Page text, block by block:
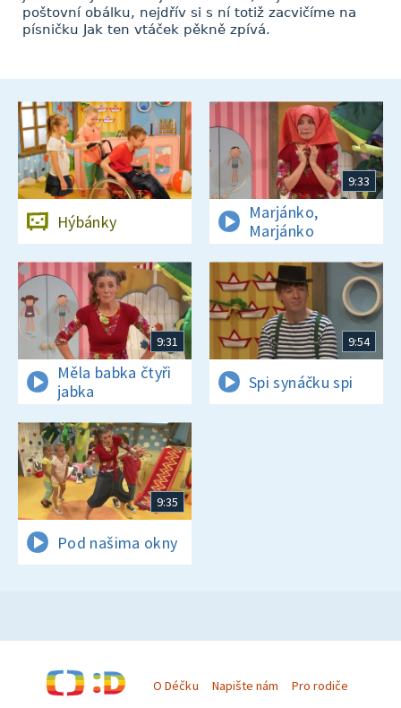
poštovní obálku, nejdřív si s ní totiž zacvičíme na
písničku Jak ten vtáček pěkně zpívá.
Hýbánky
9:33
Marjánko,
Marjánko
9:31
Měla babka čtyři
jabka
9:54
Spi synáčku spi
9:35
Pod našima okny
O Déčku Napište nám Pro rodiče